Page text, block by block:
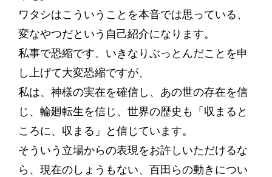
ワタシはこういうことを本音では思っている、
変なやつだという自己紹介になります。
私事で恐縮です。いきなりぶっとんだことを申
し上げて大変恐縮ですが、
私は、神様の実在を確信し、あの世の存在を信
じ、輪廻転生を信じ、世界の歴史も「収まると
ころに、収まる」と信じています。
そういう立場からの表現をお許しいただけるな
ら、現在のしょうもない、百田らの動きについ